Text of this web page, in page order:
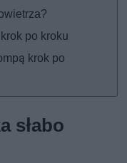
po kroku
krok po
słabo